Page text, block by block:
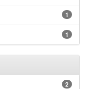
1
1
2